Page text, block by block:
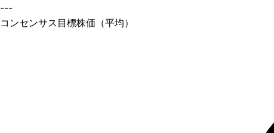
---
コンセンサス目標株価（平均）